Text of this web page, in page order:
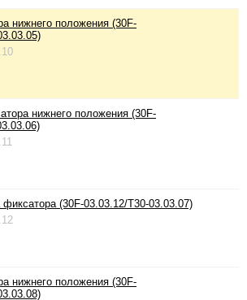
нижнего положения (30F-
нижнего положения (30F-
(30F-03.03.12/T30-03.03.07)
нижнего положения (30F-